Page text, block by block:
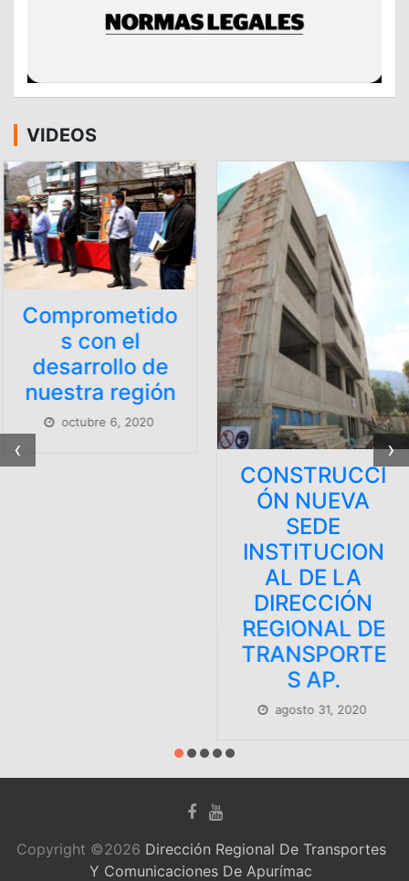
VIDEOS
Comprometido
s con el
desarrollo de
nuestra región
octubre 6, 2020
CONSTRUCCI
ÓN NUEVA
SEDE
INSTITUCION
AL DE LA
DIRECCIÓN
REGIONAL DE
TRANSPORTE
S AP.
agosto 31, 2020
‹ ›
Copyright ©2026 Dirección Regional De Transportes
Y Comunicaciones De Apurímac